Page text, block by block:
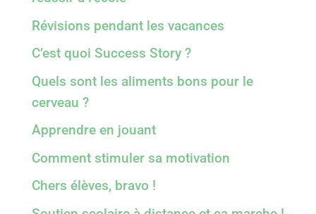
Révisions pendant les vacances
C’est quoi Success Story ?
Quels sont les aliments bons pour le
cerveau ?
Apprendre en jouant
Comment stimuler sa motivation
Chers élèves, bravo !